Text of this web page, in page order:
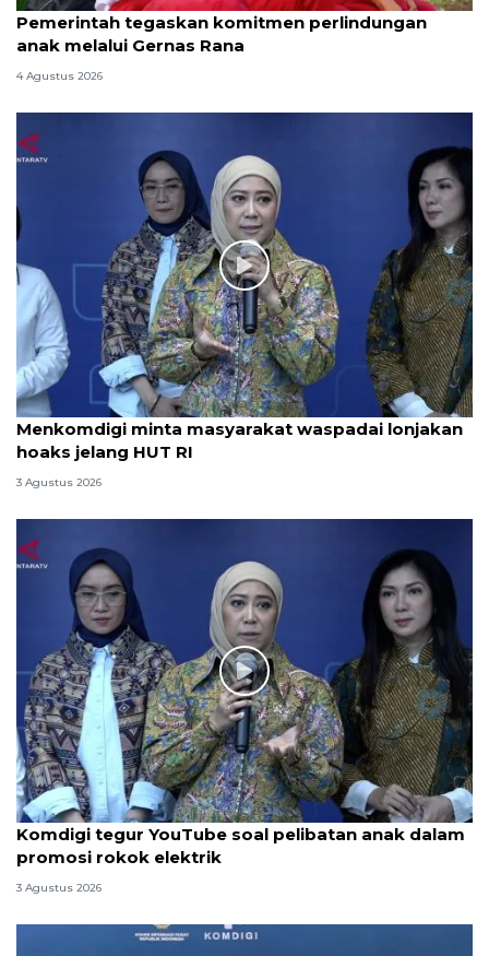
Pemerintah tegaskan komitmen perlindungan
anak melalui Gernas Rana
4 Agustus 2026
Menkomdigi minta masyarakat waspadai lonjakan
hoaks jelang HUT RI
3 Agustus 2026
Komdigi tegur YouTube soal pelibatan anak dalam
promosi rokok elektrik
3 Agustus 2026